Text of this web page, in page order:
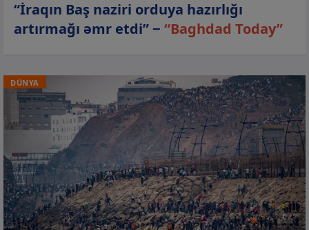
“İraqın Baş naziri orduya hazırlığı
artırmağı əmr etdi” − “Baghdad Today”
DÜNYA